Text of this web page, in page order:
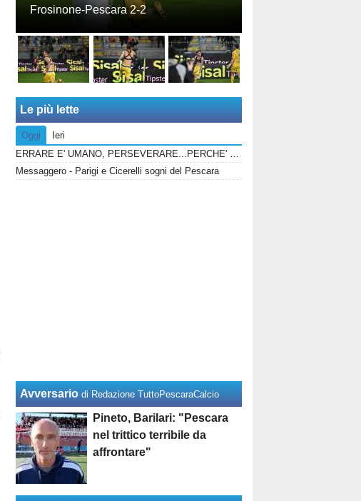
Frosinone-Pescara 2-2
Le più lette
Oggi
Ieri
ERRARE E' UMANO, PERSEVERARE...PERCHE' SPACCIARE PER BOMBER RUSSO E ALBERTI?
Messaggero - Parigi e Cicerelli sogni del Pescara
Avversario di Redazione TuttoPescaraCalcio
Pineto, Barilari: "Pescara
nel trittico terribile da
affrontare"